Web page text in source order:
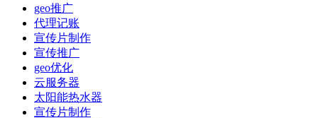
geo推广
代理记账
宣传片制作
宣传推广
geo优化
云服务器
太阳能热水器
宣传片制作